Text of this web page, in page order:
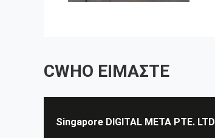
CWHO ΕΊΜΑΣΤΕ
Singapore DIGITAL META PTE. LTD